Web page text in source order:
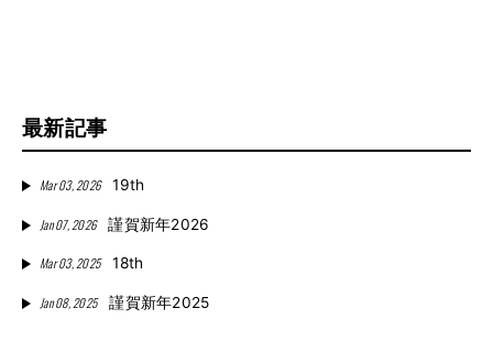
最新記事
Mar 03, 2026 19th
Jan 07, 2026 謹賀新年2026
Mar 03, 2025 18th
Jan 08, 2025 謹賀新年2025